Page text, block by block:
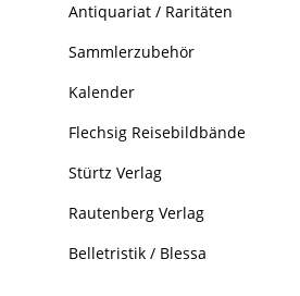
Antiquariat / Raritäten
Sammlerzubehör
Kalender
Flechsig Reisebildbände
Stürtz Verlag
Rautenberg Verlag
Belletristik / Blessa